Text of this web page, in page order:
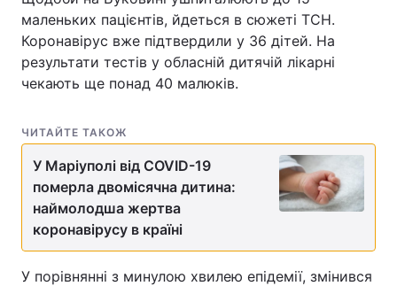
Економіка Світ
Спорт Наука
Зброя Інциденти
Здоров'я Туризм
маленьких пацієнтів, йдеться в сюжеті ТСН.
Коронавірус вже підтвердили у 36 дітей. На
результати тестів у обласній дитячій лікарні
чекають ще понад 40 малюків.
ЧИТАЙТЕ ТАКОЖ
У Маріуполі від COVID-19
померла двомісячна дитина:
наймолодша жертва
коронавірусу в країні
У порівнянні з минулою хвилею епідемії, змінився